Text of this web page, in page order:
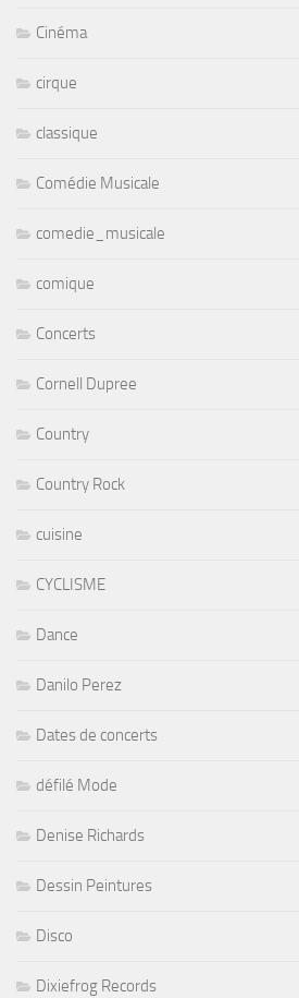
Cinéma
cirque
classique
Comédie Musicale
comedie_musicale
comique
Concerts
Cornell Dupree
Country
Country Rock
cuisine
CYCLISME
Dance
Danilo Perez
Dates de concerts
défilé Mode
Denise Richards
Dessin Peintures
Disco
Dixiefrog Records